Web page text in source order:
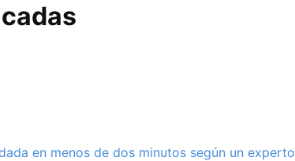
en menos de dos minutos según un experto